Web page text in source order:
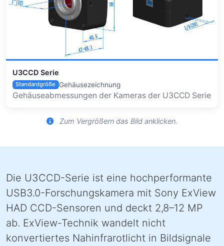
U3CCD Serie
Standardgröße Gehäusezeichnung
Gehäuseabmessungen der Kameras der U3CCD Serie
Zum Vergrößern das Bild anklicken.
Die U3CCD-Serie ist eine hochperformante
USB3.0-Forschungskamera mit Sony ExView
HAD CCD-Sensoren und deckt 2,8–12 MP
ab. ExView-Technik wandelt nicht
konvertiertes Nahinfrarotlicht in Bildsignale